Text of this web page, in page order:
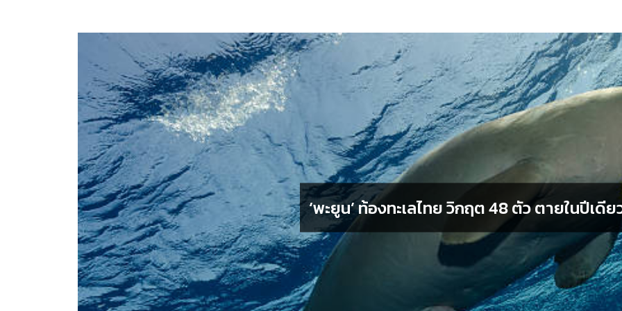
‘พะยูน’ ท้องทะเลไทย วิกฤต 48 ตัว ตายในปีเดีย